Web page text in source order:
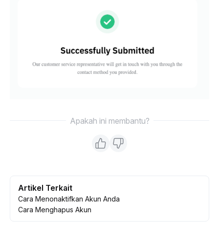
Apakah ini membantu?
Artikel Terkait
Cara Menonaktifkan Akun Anda
Cara Menghapus Akun